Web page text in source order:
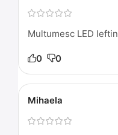
Multumesc LED Ieftin
0 0
Mihaela